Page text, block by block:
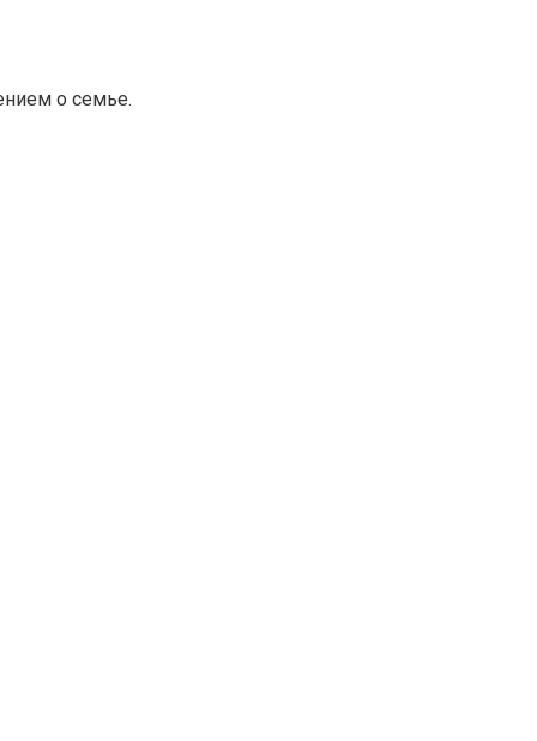
о семье.